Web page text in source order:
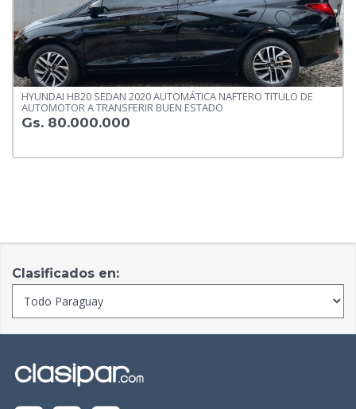
HYUNDAI HB20 SEDAN 2020 AUTOMÁTICA NAFTERO TITULO DE
AUTOMOTOR A TRANSFERIR BUEN ESTADO
Gs. 80.000.000
Clasificados en: